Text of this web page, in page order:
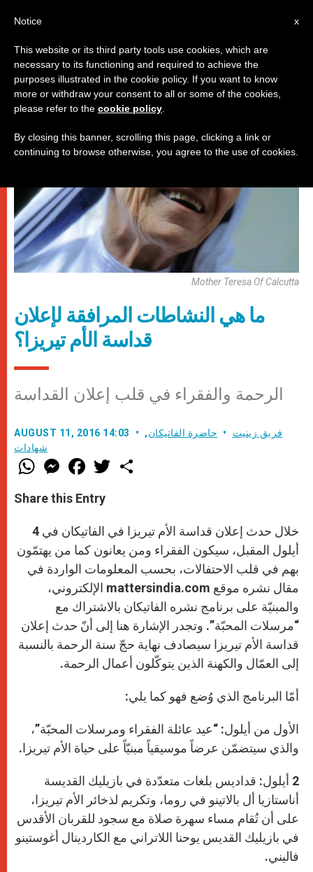
حاضرة الفاتيكان,شهادات
Mother Teresa Of Calcutta
ما هي النشاطات المرافقة لإعلان
قداسة الأم تيريزا؟
الرحمة والفقراء في قلب إعلان القداسة
AUGUST 11, 2016 14:03 فريق زينيت حاضرة الفاتيكان,
شهادات
W
h
t
s
p
p
M
e
s
e
g
e
r
F
a
e
b
o
k
w
Share this Entry
خلال حدث إعلان قداسة الأم تيريزا في الفاتيكان في 4
أيلول المقبل، سيكون الفقراء ومن يعانون كما من يهتمّون
بهم في قلب الاحتفالات، بحسب المعلومات الواردة في
مقال نشره موقع mattersindia.com الإلكتروني،
والمبنيّة على برنامج نشره الفاتيكان بالاشتراك مع
“مرسلات المحبّة”. وتجدر الإشارة هنا إلى أنّ حدث إعلان
قداسة الأم تيريزا سيصادف نهاية حجّ سنة الرحمة بالنسبة
إلى العمّال والكهنة الذين يتوكّلون أعمال الرحمة.
أمّا البرنامج الذي وُضع فهو كما يلي:
الأول من أيلول: “عيد عائلة الفقراء ومرسلات المحبّة”،
والذي سيتضمّن عرضاً موسيقياً مبنيّاً على حياة الأم تيريزا.
2 أيلول: قداديس بلغات متعدّدة في بازيليك القديسة
أناستازيا أل بالاتينو في روما، وتكريم لذخائر الأم تيريزا،
على أن تُقام مساء سهرة صلاة مع سجود للقربان الأقدس
في بازيليك القديس يوحنا اللاتراني مع الكاردينال أغوستينو
فاليني.
x
Notice
This website or its third party tools use cookies, which are
necessary to its functioning and required to achieve the
purposes illustrated in the cookie policy. If you want to know
more or withdraw your consent to all or some of the cookies,
please refer to the cookie policy
By closing this banner, scrolling this page, clicking a link or
continuing to browse otherwise, you agree to the use of cookies.